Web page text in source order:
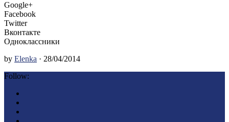
Google+
Facebook
Twitter
Вконтакте
Одноклассники
by Elenka · 28/04/2014
Follow: